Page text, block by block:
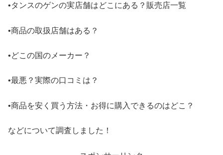
•タンスのゲンの実店舗はどこにある？販売店一覧
•商品の取扱店舗はある？
•どこの国のメーカー？
•最悪？実際の口コミは？
•商品を安く買う方法・お得に購入できるのはどこ？
などについて調査しました！